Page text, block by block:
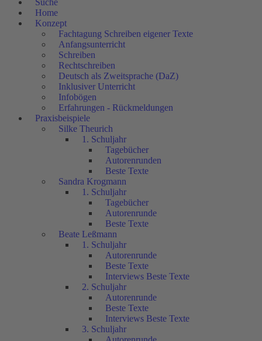
Home
Konzept
Fachtagung Schreiben eigener Texte
Anfangsunterricht
Schreiben
Rechtschreiben
Deutsch als Zweitsprache (DaZ)
Inklusiver Unterricht
Infobögen
Erfahrungen - Rückmeldungen
Praxisbeispiele
Silke Theurich
1. Schuljahr
Tagebücher
Autorenrunden
Beste Texte
Sandra Krogmann
1. Schuljahr
Tagebücher
Autorenrunde
Beste Texte
Beate Leßmann
1. Schuljahr
Autorenrunde
Beste Texte
Interviews Beste Texte
2. Schuljahr
Autorenrunde
Beste Texte
Interviews Beste Texte
3. Schuljahr